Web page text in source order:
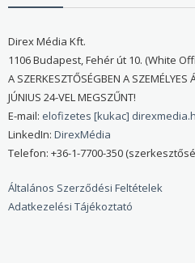
Direx Média Kft.
1106 Budapest, Fehér út 10. (White
A SZERKESZTŐSÉGBEN A SZEMÉLYES
JÚNIUS 24-VEL MEGSZŰNT!
E-mail: elofizetes [kukac]
LinkedIn: DirexMédia
Telefon: +36-1-7700-350
Általános Szerződési Feltételek
Adatkezelési Tájékoztató